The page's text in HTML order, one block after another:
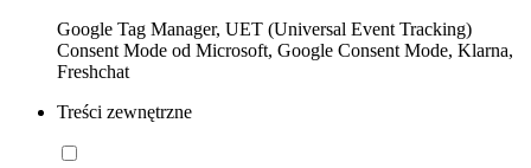
Google Tag Manager, UET (Universal Event Tracking)
Consent Mode od Microsoft, Google Consent Mode, Klarna,
Freshchat
Treści zewnętrzne